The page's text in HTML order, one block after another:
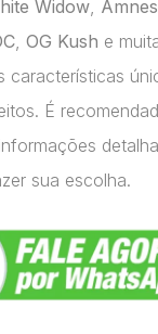
Widow
OG Kush e
características
É
sua escolha.